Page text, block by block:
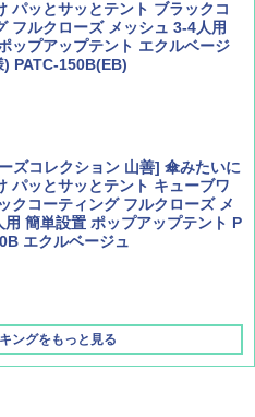
エアライン）2026年9月号【特
ング110周年を祝して！
歩き方 イタリア 2026～2027 地
A ヨーロッパ
パッとサッとテント ブラックコ
フルクローズ メッシュ 3-4人用
ップアップテント エクルベージ
) PATC-150B(EB)
ズコレクション 山善] 傘みたいに
パッとサッとテント キューブワ
クコーティング フルクローズ メ
用 簡単設置 ポップアップテント P
エクルベージュ
ングをもっと見る